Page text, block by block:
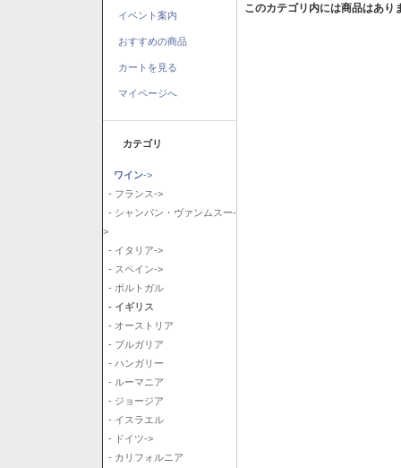
イベント案内
おすすめの商品
カートを見る
マイページへ
カテゴリ
ワイン->
- フランス->
- シャンパン・ヴァンムスー-
>
- イタリア->
- スペイン->
- ポルトガル
- イギリス
- オーストリア
- ブルガリア
- ハンガリー
- ルーマニア
- ジョージア
- イスラエル
- ドイツ->
- カリフォルニア
このカテゴリ内には商品はあり